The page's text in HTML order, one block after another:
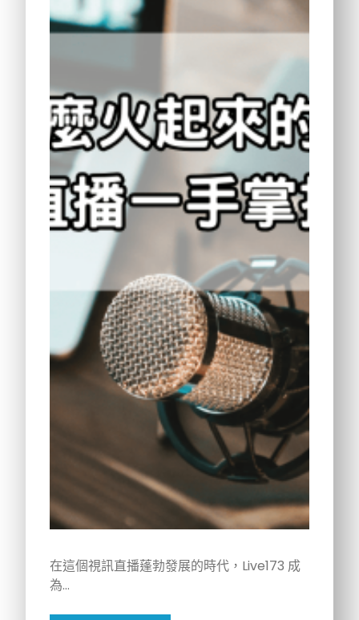
在這個視訊直播蓬勃發展的時代，Live173 成
為…